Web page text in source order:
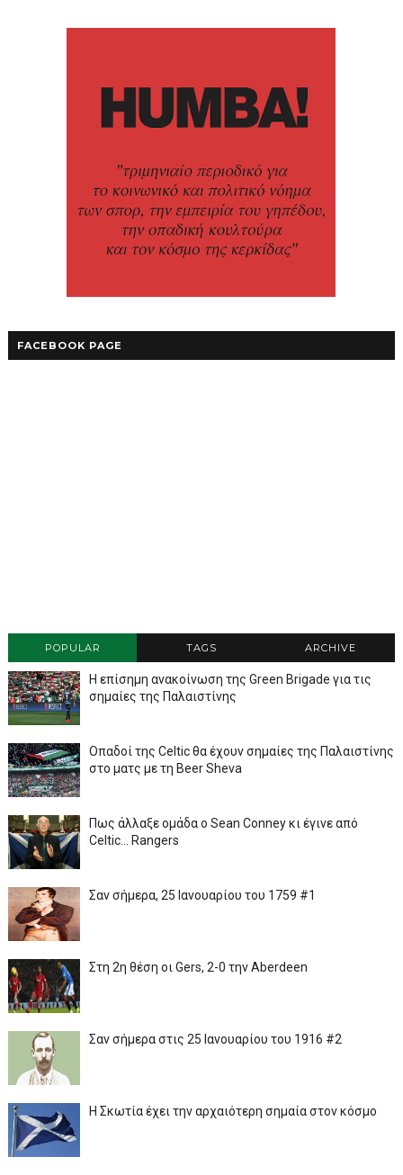
FACEBOOK PAGE
POPULAR TAGS ARCHIVE
Η επίσημη ανακοίνωση της Green Brigade για τις
σημαίες της Παλαιστίνης
Οπαδοί της Celtic θα έχουν σημαίες της Παλαιστίνης
στο ματς με τη Beer Sheva
Πως άλλαξε ομάδα ο Sean Conney κι έγινε από
Celtic... Rangers
Σαν σήμερα, 25 Ιανουαρίου του 1759 #1
Στη 2η θέση οι Gers, 2-0 την Aberdeen
Σαν σήμερα στις 25 Ιανουαρίου του 1916 #2
Η Σκωτία έχει την αρχαιότερη σημαία στον κόσμο